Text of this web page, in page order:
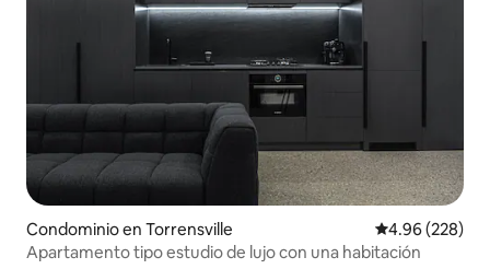
Condominio en Torrensville Calificación
4.96 (228)
Apartamento tipo estudio de lujo con una habitación